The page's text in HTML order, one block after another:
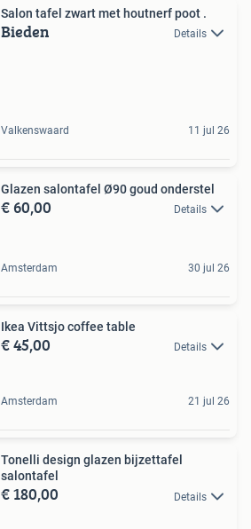
Salon tafel zwart met houtnerf poot .
Bieden Details
Valkenswaard 11 jul 26
Glazen salontafel Ø90 goud onderstel
€ 60,00 Details
Amsterdam 30 jul 26
Ikea Vittsjo coffee table
€ 45,00 Details
Amsterdam 21 jul 26
Tonelli design glazen bijzettafel
salontafel
€ 180,00 Details